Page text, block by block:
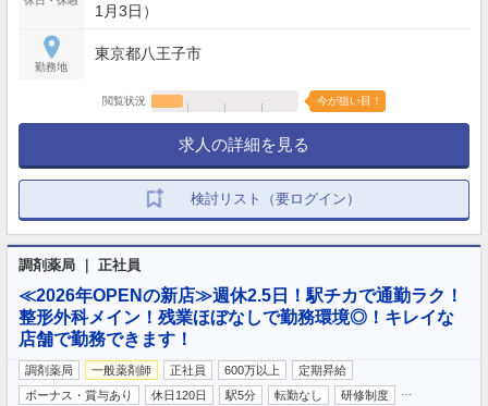
1月3日）
勤務地
東京都八王子市
閲覧状況 今が狙い目！
求人の詳細を見る
検討リスト（要ログイン）
調剤薬局 ｜ 正社員
≪2026年OPENの新店≫週休2.5日！駅チカで通勤ラク！
整形外科メイン！残業ほぼなしで勤務環境◎！キレイな
店舗で勤務できます！
調剤薬局 一般薬剤師 正社員 600万以上
定期昇給
ボーナス・賞与あり
休日120日 駅5分 転勤なし 研修制度